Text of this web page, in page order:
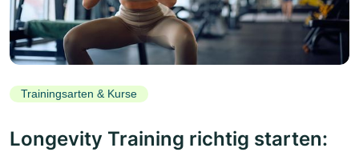
Trainingsarten & Kurse
Longevity Training richtig starten: